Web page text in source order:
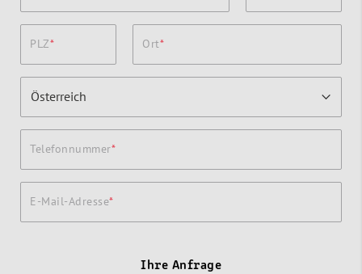
PLZ Ort
Telefonnummer
E-Mail-Adresse
Ihre Anfrage